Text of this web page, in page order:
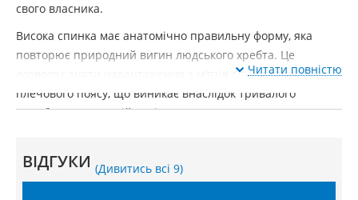
свого власника.
Висока спинка має анатомічно правильну форму, яка
повторює природний вигин людського хребта. Це
дозволяє зняти навантаження з м'язів спини та шийно-
плечового поясу, що виникає внаслідок тривалого
перебування в одній позі. Новинка допомагає
комп'ютером.
Читати повністю
ВІДГУКИ (Дивитись всі 9)